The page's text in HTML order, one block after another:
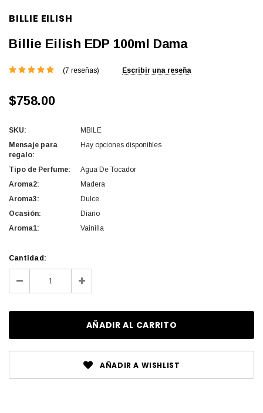
BILLIE EILISH
Billie Eilish EDP 100ml Dama
(7 reseñas) Escribir una reseña
$758.00
SKU:
MBILE
Mensaje para
regalo:
Hay opciones disponibles
Tipo de Perfume:
Agua De Tocador
Aroma2:
Madera
Aroma3:
Dulce
Ocasión:
Diario
Aroma1:
Vainilla
Cantidad
actual
de
Cantidad:
Disminuir
cantidad
undefined
Aumentar
la
cantidad
undefined
AÑADIR A WISHLIST